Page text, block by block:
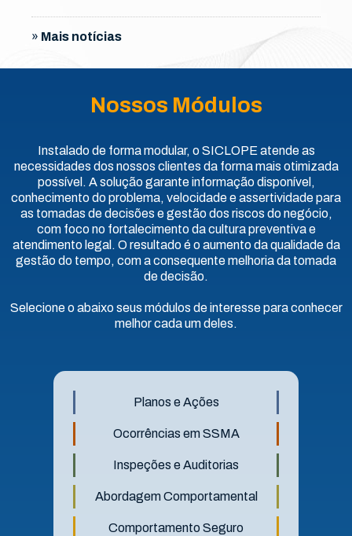
» Mais notícias
Nossos Módulos
Instalado de forma modular, o SICLOPE atende as
necessidades dos nossos clientes da forma mais otimizada
possível. A solução garante informação disponível,
conhecimento do problema, velocidade e assertividade para
as tomadas de decisões e gestão dos riscos do negócio,
com foco no fortalecimento da cultura preventiva e
atendimento legal. O resultado é o aumento da qualidade da
gestão do tempo, com a consequente melhoria da tomada
de decisão.
Selecione o abaixo seus módulos de interesse para conhecer
melhor cada um deles.
Planos e Ações
Ocorrências em SSMA
Inspeções e Auditorias
Abordagem Comportamental
Comportamento Seguro